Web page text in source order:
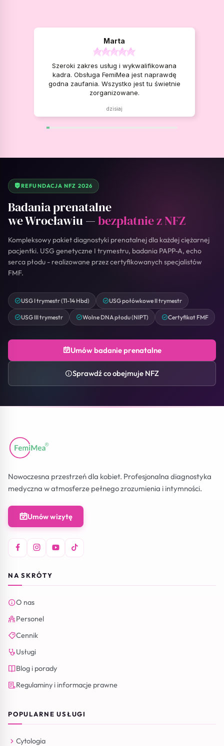
Marta
Szeroki zakres usług i wykwalifikowana
kadra. Obsługa FemiMea jest naprawdę
godna zaufania. Wszystko jest tu świetnie
zorganizowane.
dzisiaj
REFUNDACJA NFZ 2026
Badania prenatalne
we Wrocławiu —bezpłatnie z NFZ
Kompleksowy pakiet diagnostyki prenatalnej dla każdej ciężarnej
pacjentki. USG genetyczne I trymestru, badania PAPP-A, echo
serca płodu - realizowane przez certyfikowanych specjalistów
FMF.
USG I trymestr (11-14 Hbd) USG połówkowe II trymestr
USG III trymestr Wolne DNA płodu (NIPT) Certyfikat FMF
Umów badanie prenatalne
Sprawdź co obejmuje NFZ
Nowoczesna przestrzeń dla kobiet. Profesjonalna diagnostyka
medyczna w atmosferze pełnego zrozumienia i intymności.
Umów wizytę
NA SKRÓTY
O nas
Personel
Cennik
Usługi
Blog i porady
Regulaminy i informacje prawne
POPULARNE USŁUGI
Cytologia